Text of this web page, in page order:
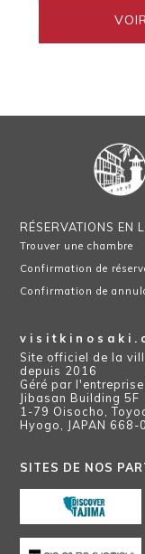
RÉSERVATIONS EN
Trouver une chambre
Confirmation de
Confirmation de
Site officiel de la
depuis 2016
Géré par
Jibasan Building 5F
1-79 Oisocho,
Hyogo, JAPAN 668-
SITES DE NOS